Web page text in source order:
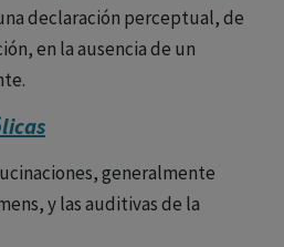
declaración perceptual, de
en la ausencia de un
generalmente
y las auditivas de la